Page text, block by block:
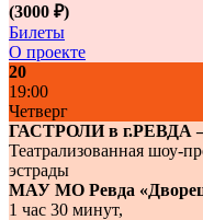
(3000 ₽)
Билеты
О проекте
20
19:00
Четверг
ГАСТРОЛИ в г.РЕВДА
Театрализованная шоу-
эстрады
МАУ МО Ревда
1 час 30 минут,